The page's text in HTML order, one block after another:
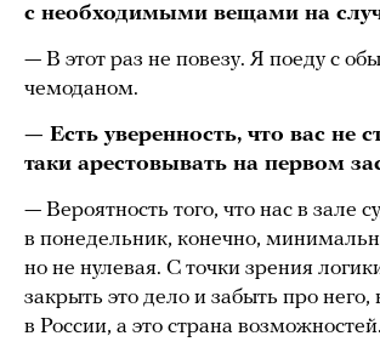
с необходимыми вещами на
— В этот раз не повезу. Я поеду с
чемоданом.
— Есть уверенность, что вас не
таки арестовывать на первом
— Вероятность того, что нас в зале
в понедельник, конечно,
но не нулевая. С точки зрения
закрыть это дело и забыть про
в России, а это страна возможностей.